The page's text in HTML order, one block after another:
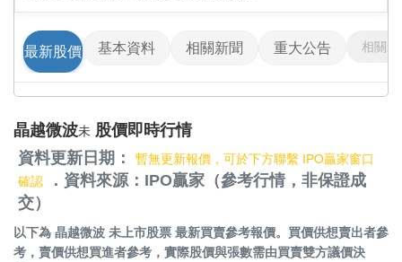
最新股價 基本資料 相關新聞 重大公告 相關影
晶越微波未 股價即時行情
資料更新日期：
暫無更新報價，可於下方聯繫 IPO贏家窗口
確認
．資料來源：IPO贏家（參考行情，非保證成
交）
以下為 晶越微波 未上市股票 最新買賣參考報價。買價供想賣出者參
考，賣價供想買進者參考，實際股價與張數需由買賣雙方議價決